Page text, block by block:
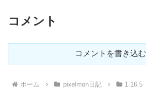
コメント
コメントを書き込む
ホーム pixelmon日記 1.16.5